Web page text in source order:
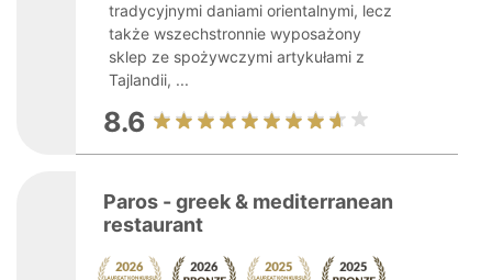
tradycyjnymi daniami orientalnymi, lecz
także wszechstronnie wyposażony
sklep ze spożywczymi artykułami z
Tajlandii, ...
8.6
Paros - greek & mediterranean
restaurant